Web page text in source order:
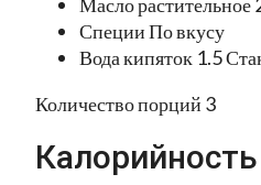
Специи По вкусу
Вода кипяток 1.5
Количество порций 3
Калорийность